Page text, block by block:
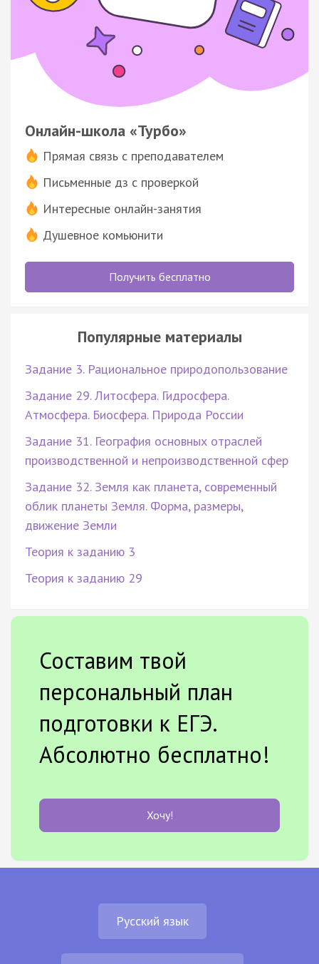
Онлайн-школа «Турбо»
Прямая связь с преподавателем
Письменные дз с проверкой
Интересные онлайн-занятия
Душевное комьюнити
Получить бесплатно
Популярные материалы
Задание 3. Рациональное природопользование
Задание 29. Литосфера. Гидросфера.
Атмосфера. Биосфера. Природа России
Задание 31. География основных отраслей
производственной и непроизводственной сфер
Задание 32. Земля как планета, современный
облик планеты Земля. Форма, размеры,
движение Земли
Теория к заданию 3
Теория к заданию 29
Составим твой
персональный план
подготовки к ЕГЭ.
Абсолютно бесплатно!
Хочу!
Русский язык